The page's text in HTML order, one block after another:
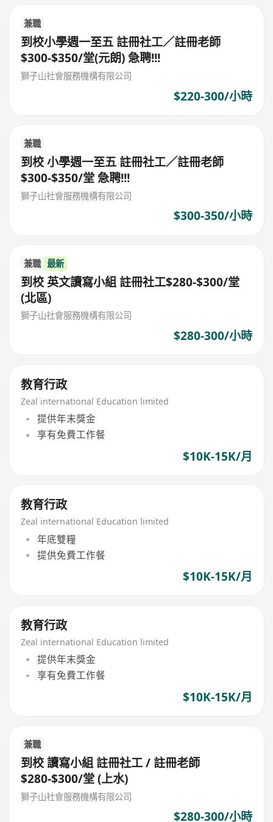
兼職
到校小學週一至五 註冊社工／註冊老師
$300-$350/堂(元朗) 急聘!!!
獅子山社會服務機構有限公司
$220-300/小時
兼職
到校 小學週一至五 註冊社工／註冊老師
$300-$350/堂 急聘!!!
獅子山社會服務機構有限公司
$300-350/小時
兼職 最新
到校 英文讀寫小組 註冊社工$280-$300/堂
(北區)
獅子山社會服務機構有限公司
$280-300/小時
教育行政
Zeal international Education limited
提供年末獎金
享有免費工作餐
$10K-15K/月
教育行政
Zeal international Education limited
年底雙糧
提供免費工作餐
$10K-15K/月
教育行政
Zeal international Education limited
提供年末獎金
享有免費工作餐
$10K-15K/月
兼職
到校 讀寫小組 註冊社工 / 註冊老師
$280-$300/堂 (上水)
獅子山社會服務機構有限公司
$280-300/小時